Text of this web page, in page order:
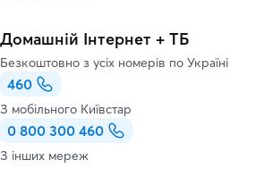
Домашній Інтернет + ТБ
Безкоштовно з усіх номерів по Україні
460
З мобільного Київстар
0 800 300 460
З інших мереж